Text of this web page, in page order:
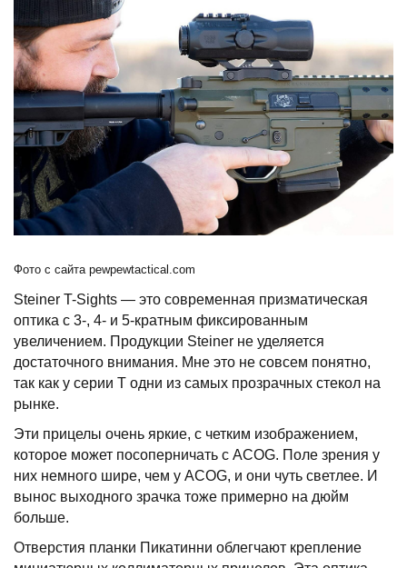
Фото с сайта pewpewtactical.com
Steiner T-Sights — это современная призматическая
оптика с 3-, 4- и 5-кратным фиксированным
увеличением. Продукции Steiner не уделяется
достаточного внимания. Мне это не совсем понятно,
так как у серии T одни из самых прозрачных стекол на
рынке.
Эти прицелы очень яркие, с четким изображением,
которое может посоперничать с ACOG. Поле зрения у
них немного шире, чем у ACOG, и они чуть светлее. И
вынос выходного зрачка тоже примерно на дюйм
больше.
Отверстия планки Пикатинни облегчают крепление